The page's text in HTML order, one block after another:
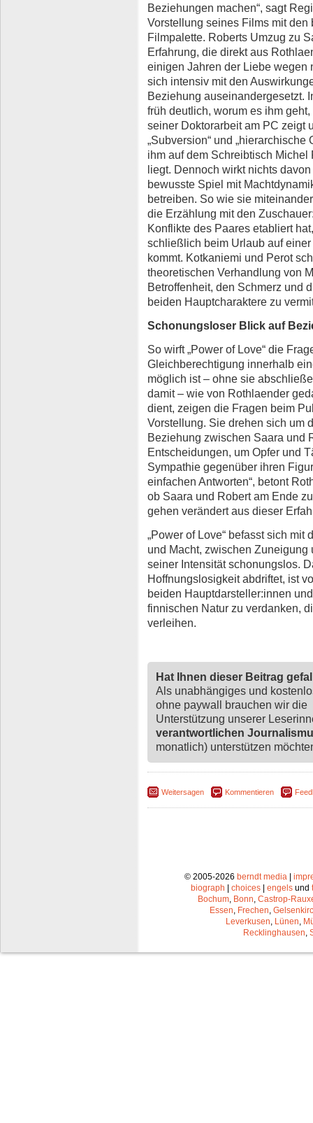
Beziehungen machen“, sagt
Vorstellung seines Films mit
Filmpalette. Roberts Umzug zu
Erfahrung, die direkt aus
einigen Jahren der Liebe
sich intensiv mit den
Beziehung auseinandergesetzt.
früh deutlich, worum es ihm
seiner Doktorarbeit am PC zeigt
„Subversion“ und
ihm auf dem Schreibtisch Michel
liegt. Dennoch wirkt nichts
bewusste Spiel mit
betreiben. So wie sie
die Erzählung mit den
Konflikte des Paares etabliert
schließlich beim Urlaub auf
kommt. Kotkaniemi und Perot
theoretischen Verhandlung von
Betroffenheit, den Schmerz und
beiden Hauptcharaktere zu
Schonungsloser Blick auf
So wirft „Power of Love“ die
Gleichberechtigung innerhalb
möglich ist – ohne sie
damit – wie von Rothlaender
dient, zeigen die Fragen beim
Vorstellung. Sie drehen sich um
Beziehung zwischen Saara und
Entscheidungen, um Opfer und
Sympathie gegenüber ihren
einfachen Antworten“, betont
ob Saara und Robert am Ende
gehen verändert aus dieser
„Power of Love“ befasst sich
und Macht, zwischen
seiner Intensität schonungslos.
Hoffnungslosigkeit abdriftet, ist
beiden Hauptdarsteller:innen
finnischen Natur zu verdanken,
verleihen.
Hat Ihnen dieser Beitrag
Als unabhängiges und
ohne paywall brauchen wir die
Unterstützung unserer
verantwortlichen
monatlich) unterstützen
Weitersagen Kommentieren
© 2005-2026 berndt media|
biograph | choices | engels und
Bochum, Bonn, Castrop-
Essen, Frechen,
Leverkusen, Lünen,
Recklinghausen,